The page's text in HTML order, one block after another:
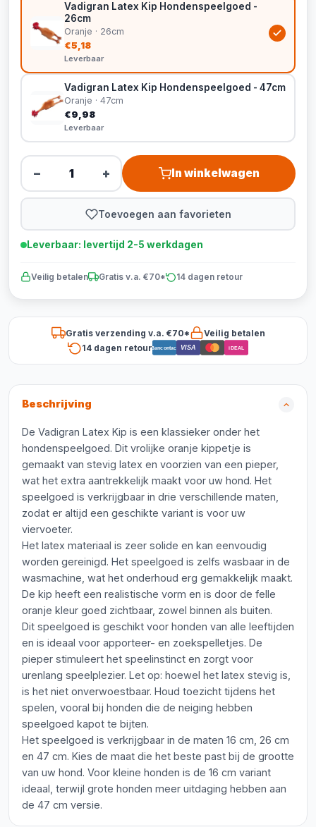
Vadigran Latex Kip Hondenspeelgoed -
26cm
Oranje · 26cm
€5,18
Leverbaar
Vadigran Latex Kip Hondenspeelgoed - 47cm
Oranje · 47cm
€9,98
Leverbaar
− + In winkelwagen
Toevoegen aan favorieten
Leverbaar: levertijd 2-5 werkdagen
Veilig betalen Gratis v.a. €70* 14 dagen retour
Gratis verzending v.a. €70*
Veilig betalen
14 dagen retourBancontact VISA iDEAL
Beschrijving
De Vadigran Latex Kip is een klassieker onder het
hondenspeelgoed. Dit vrolijke oranje kippetje is
gemaakt van stevig latex en voorzien van een pieper,
wat het extra aantrekkelijk maakt voor uw hond. Het
speelgoed is verkrijgbaar in drie verschillende maten,
zodat er altijd een geschikte variant is voor uw
viervoeter.
Het latex materiaal is zeer solide en kan eenvoudig
worden gereinigd. Het speelgoed is zelfs wasbaar in de
wasmachine, wat het onderhoud erg gemakkelijk maakt.
De kip heeft een realistische vorm en is door de felle
oranje kleur goed zichtbaar, zowel binnen als buiten.
Dit speelgoed is geschikt voor honden van alle leeftijden
en is ideaal voor apporteer- en zoekspelletjes. De
pieper stimuleert het speelinstinct en zorgt voor
urenlang speelplezier. Let op: hoewel het latex stevig is,
is het niet onverwoestbaar. Houd toezicht tijdens het
spelen, vooral bij honden die de neiging hebben
speelgoed kapot te bijten.
Het speelgoed is verkrijgbaar in de maten 16 cm, 26 cm
en 47 cm. Kies de maat die het beste past bij de grootte
van uw hond. Voor kleine honden is de 16 cm variant
ideaal, terwijl grote honden meer uitdaging hebben aan
de 47 cm versie.